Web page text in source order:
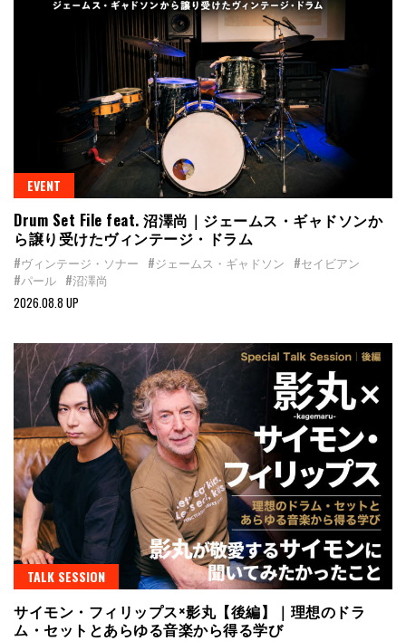
EVENT
Drum Set File feat. 沼澤尚｜ジェームス・ギャドソンか
ら譲り受けたヴィンテージ・ドラム
#ヴィンテージ・ソナー #ジェームス・ギャドソン #セイビアン
#パール #沼澤尚
2026.08.8 UP
TALK SESSION
サイモン・フィリップス×影丸【後編】｜理想のドラ
ム・セットとあらゆる音楽から得る学び